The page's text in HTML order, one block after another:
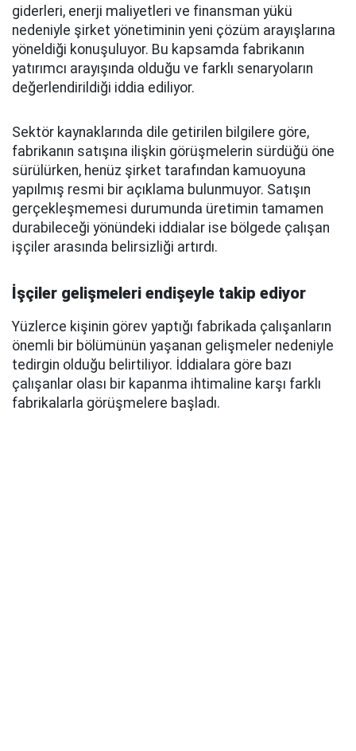
giderleri, enerji maliyetleri ve finansman yükü
nedeniyle şirket yönetiminin yeni çözüm arayışlarına
yöneldiği konuşuluyor. Bu kapsamda fabrikanın
yatırımcı arayışında olduğu ve farklı senaryoların
değerlendirildiği iddia ediliyor.
Sektör kaynaklarında dile getirilen bilgilere göre,
fabrikanın satışına ilişkin görüşmelerin sürdüğü öne
sürülürken, henüz şirket tarafından kamuoyuna
yapılmış resmi bir açıklama bulunmuyor. Satışın
gerçekleşmemesi durumunda üretimin tamamen
durabileceği yönündeki iddialar ise bölgede çalışan
işçiler arasında belirsizliği artırdı.
İşçiler gelişmeleri endişeyle takip ediyor
Yüzlerce kişinin görev yaptığı fabrikada çalışanların
önemli bir bölümünün yaşanan gelişmeler nedeniyle
tedirgin olduğu belirtiliyor. İddialara göre bazı
çalışanlar olası bir kapanma ihtimaline karşı farklı
fabrikalarla görüşmelere başladı.